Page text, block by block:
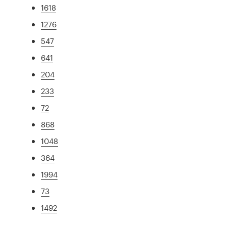
1618
1276
547
641
204
233
72
868
1048
364
1994
73
1492